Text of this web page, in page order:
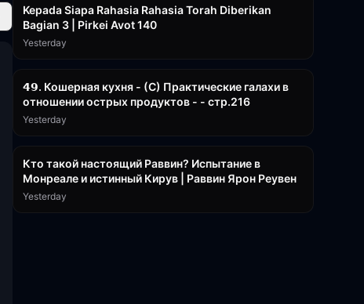
Kepada Siapa Rahasia Rahasia Torah Diberikan
Bagian 3 | Pirkei Avot 140
Yesterday
𝟰𝟵. Кошерная кухня - (С) Практические галахи в
отношении острых продуктов - - стр.216
Yesterday
Кто такой настоящий Раввин? Испытание в
Монреале и истинный Кирув | Раввин Ярон Реувен
Yesterday